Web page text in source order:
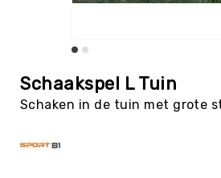
Tag
Badminton
Basketbal
Beachvolleybal
naar
het
begin
Schaakspel L Tuin
Schaken in de tuin met grote